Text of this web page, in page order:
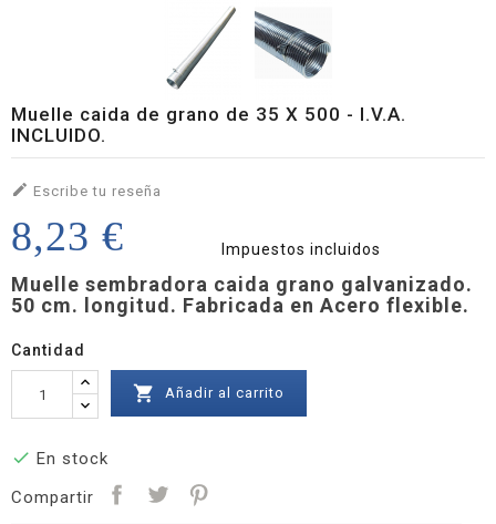
Muelle caida de grano de 35 X 500 - I.V.A.
INCLUIDO.
 Escribe tu reseña
8,23 € Impuestos incluidos
Muelle sembradora caida grano galvanizado.
50 cm. longitud. Fabricada en Acero flexible.
Cantidad
 Añadir al carrito
 En stock
Compartir